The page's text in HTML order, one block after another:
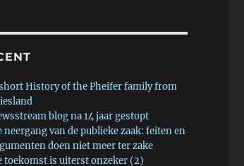
History of the Pheifer family from
blog na 14 jaar gestopt
neergang van de publieke zaak: feiten en
doen niet meer ter zake
toekomst is uiterst onzeker (2)